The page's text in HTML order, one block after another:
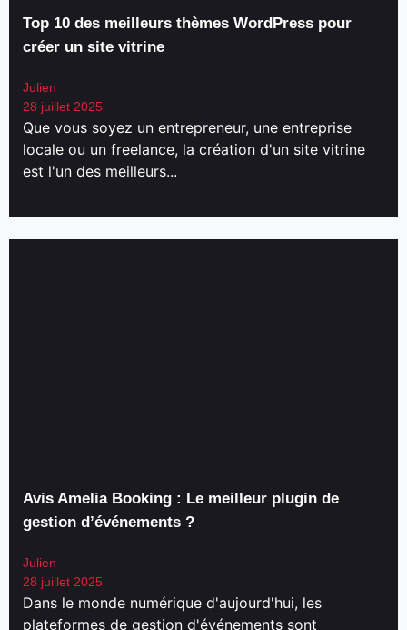
Top 10 des meilleurs thèmes WordPress pour
créer un site vitrine
Julien
28 juillet 2025
Que vous soyez un entrepreneur, une entreprise
locale ou un freelance, la création d'un site vitrine
est l'un des meilleurs...
Avis Amelia Booking : Le meilleur plugin de
gestion d’événements ?
Julien
28 juillet 2025
Dans le monde numérique d'aujourd'hui, les
plateformes de gestion d'événements sont